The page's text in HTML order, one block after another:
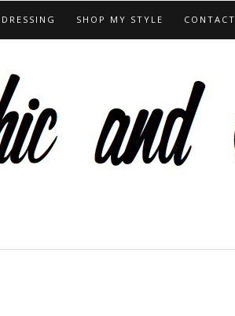
SHOP MY STYLE CONTACT